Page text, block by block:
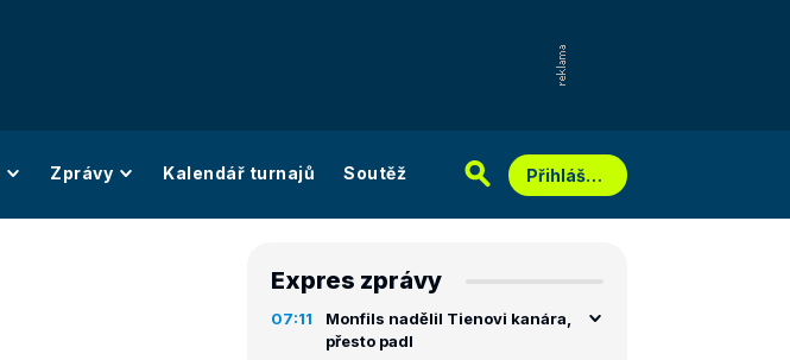
Zprávy Kalendář turnajů Soutěž Přihlášení
Expres zprávy
07:11
Monfils nadělil Tienovi kanára,
přesto padl